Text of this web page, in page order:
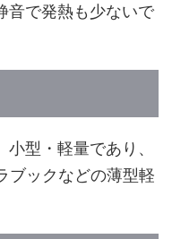
音で発熱も少ないで
型・軽量であり、
ブックなどの薄型軽